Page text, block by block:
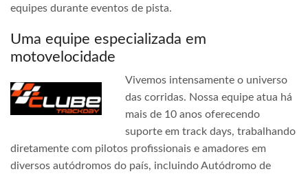
equipes durante eventos de pista.
Uma equipe especializada em
motovelocidade
Vivemos intensamente o universo
das corridas. Nossa equipe atua há
mais de 10 anos oferecendo
suporte em track days, trabalhando
diretamente com pilotos profissionais e amadores em
diversos autódromos do país, incluindo Autódromo de